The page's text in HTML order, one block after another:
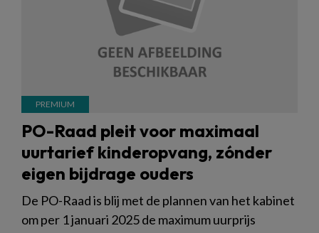
PO-Raad pleit voor maximaal
uurtarief kinderopvang, zónder
eigen bijdrage ouders
De PO-Raad is blij met de plannen van het kabinet
om per 1 januari 2025 de maximum uurprijs